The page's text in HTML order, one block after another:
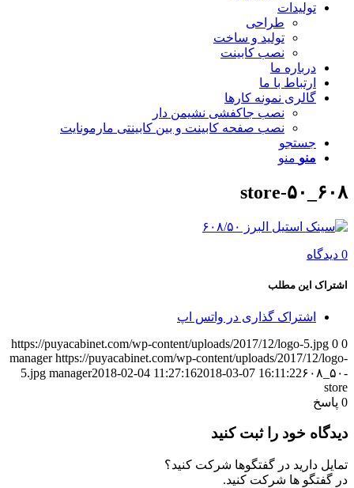
تولیدات
طراحی
تولید و ساخت
نصب کابینت
درباره ما
ارتباط با ما
گالری نمونه کارها
نصب جاکفشی نشیمن دار
نصب صفحه کابینت و بین کابینتی مارمونایت
جستجو
منو منو
۶۰۸_۵۰-store
0 دیدگاه
اشتراک این مطلب
اشتراک گذاری در واتس اپ
https://puyacabinet.com/wp-content/uploads/2017/12/logo-5.jpg 0 0
manager https://puyacabinet.com/wp-content/uploads/2017/12/logo-
5.jpg manager2018-02-04 11:27:162018-03-07 16:11:22۶۰۸_۵۰-
store
0 پاسخ
دیدگاه خود را ثبت کنید
تمایل دارید در گفتگوها شرکت کنید؟
در گفتگو ها شرکت کنید.